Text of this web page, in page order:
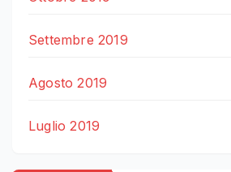
Settembre 2019
Agosto 2019
Luglio 2019